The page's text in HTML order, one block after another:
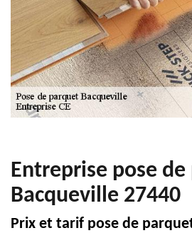
Entreprise pose
Bacqueville 27440
Prix et tarif pose de